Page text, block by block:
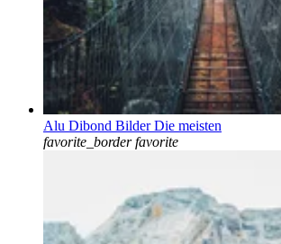
Alu Dibond Bilder Die meisten
favorite_border favorite